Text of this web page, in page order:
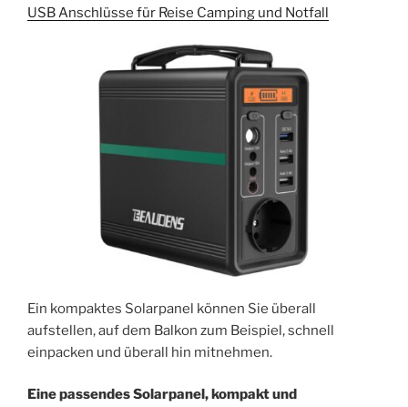
USB Anschlüsse für Reise Camping und Notfall
Ein kompaktes Solarpanel können Sie überall
aufstellen, auf dem Balkon zum Beispiel, schnell
einpacken und überall hin mitnehmen.
Eine passendes Solarpanel, kompakt und